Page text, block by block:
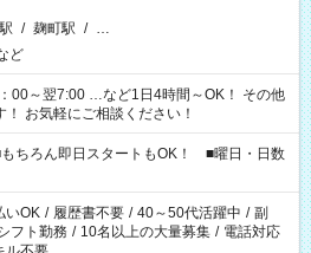
/ 麹町駅 / …
ど
～翌7:00 …など1日4時間～OK！ その他
！ お気軽にご相談ください！
ちろん即日スタートもOK！ ■曜日・日数
いOK / 履歴書不要 / 40～50代活躍中 / 副
フト勤務 / 10名以上の大量募集 / 電話対応